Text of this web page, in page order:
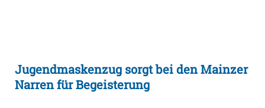
Jugendmaskenzug sorgt bei den Mainzer
Narren für Begeisterung